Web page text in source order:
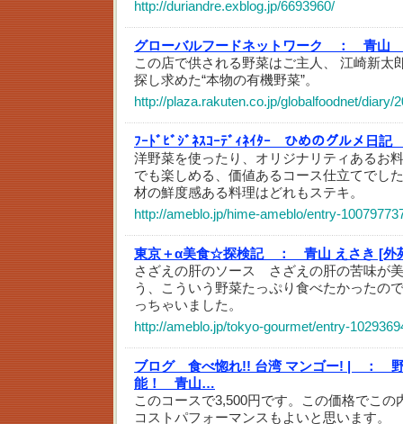
http://duriandre.exblog.jp/6693960/
グローバルフードネットワーク ：
青山
この店で供される野菜はご主人、 江崎新太
探し求めた“本物の有機野菜”。
http://plaza.rakuten.co.jp/globalfoodnet/diary/
ﾌｰﾄﾞﾋﾞｼﾞﾈｽｺｰﾃﾞｨﾈｲﾀｰ ひめのグルメ日
洋野菜を使ったり、オリジナリティあるお
でも楽しめる、価値あるコース仕立てでし
材の鮮度感ある料理はどれもステキ。
http://ameblo.jp/hime-ameblo/entry-
東京＋α美食☆探検記 ：
青山 えさき [外
さざえの肝のソース さざえの肝の苦味が
う、こういう野菜たっぷり食べたかったの
っちゃいました。
http://ameblo.jp/tokyo-gourmet/entry-
ブログ 食べ惚れ!! 台湾 マンゴー! | ：
能！ 青山…
このコースで3,500円です。この価格でこ
コストパフォーマンスもよいと思います。